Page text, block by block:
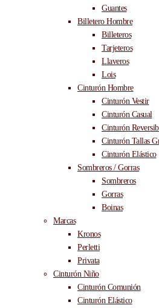
Guantes
Billetero Hombre
Billeteros
Tarjeteros
Llaveros
Lois
Cinturón Hombre
Cinturón Vestir
Cinturón Casual
Cinturón
Cinturón Tallas
Cinturón Elástico
Sombreros / Gorras
Sombreros
Gorras
Boinas
Marcas
Kronos
Perletti
Privata
Cinturón Niño
Cinturón Comunión
Cinturón Elástico